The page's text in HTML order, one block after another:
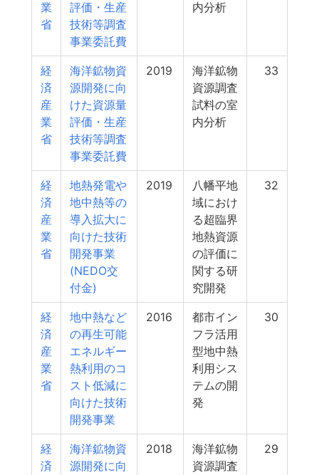
業
省
評価・生産
技術等調査
事業委託費
内分析
経
済
産
業
省
海洋鉱物資
源開発に向
けた資源量
評価・生産
技術等調査
事業委託費
2019
海洋鉱物
資源調査
試料の室
内分析
33
経
済
産
業
省
地熱発電や
地中熱等の
導入拡大に
向けた技術
開発事業
(NEDO交
付金)
2019
八幡平地
域におけ
る超臨界
地熱資源
の評価に
関する研
究開発
32
経
済
産
業
省
地中熱など
の再生可能
エネルギー
熱利用のコ
スト低減に
向けた技術
開発事業
2016
都市イン
フラ活用
型地中熱
利用シス
テムの開
発
30
経
済
海洋鉱物資
源開発に向
2018
海洋鉱物
資源調査
29